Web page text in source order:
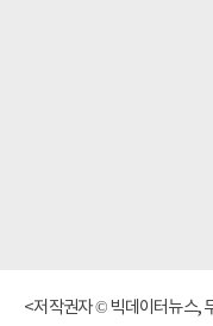
<저작권자 © 빅데이터뉴스,